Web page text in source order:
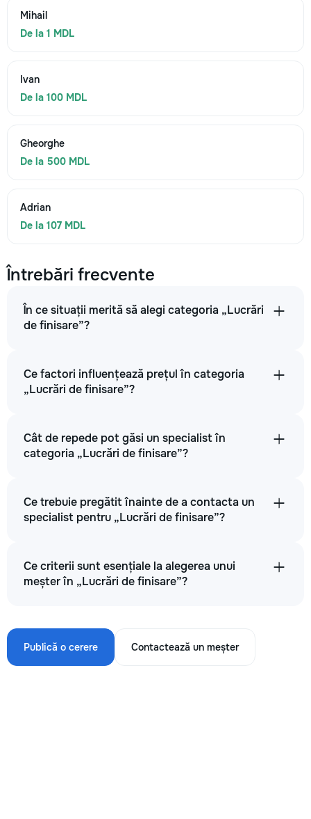
Mihail
De la 1 MDL
Ivan
De la 100 MDL
Gheorghe
De la 500 MDL
Adrian
De la 107 MDL
Întrebări frecvente
În ce situații merită să alegi categoria „Lucrări
de finisare”?
Ce factori influențează prețul în categoria
„Lucrări de finisare”?
Cât de repede pot găsi un specialist în
categoria „Lucrări de finisare”?
Ce trebuie pregătit înainte de a contacta un
specialist pentru „Lucrări de finisare”?
Ce criterii sunt esențiale la alegerea unui
meșter în „Lucrări de finisare”?
Publică o cerere Contactează un meșter